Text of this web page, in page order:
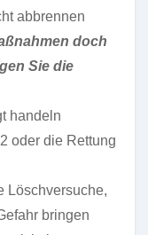
abbrennen
doch
Sie die
handeln
oder die Rettung
Löschversuche,
bringen